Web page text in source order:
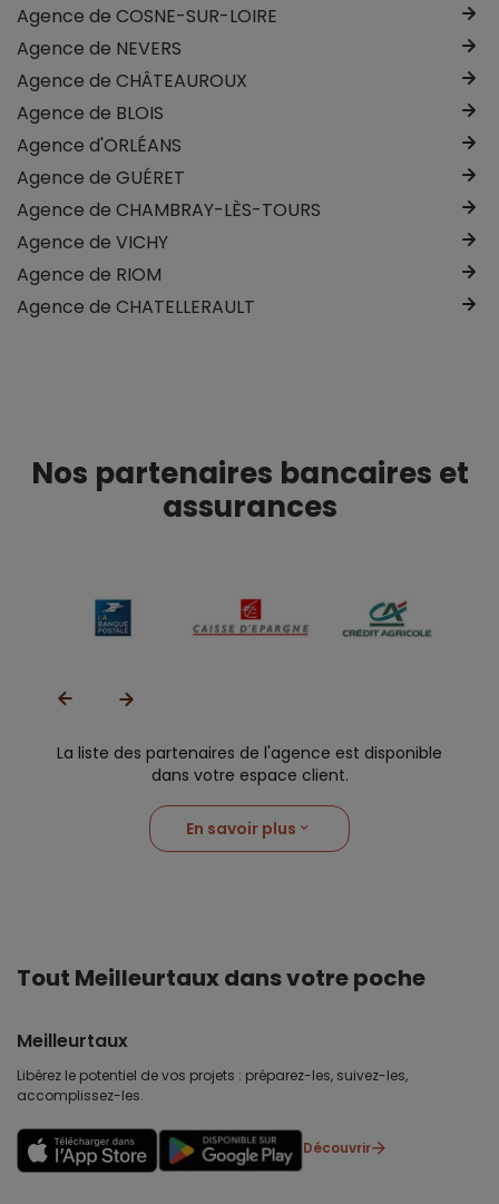
Agence de COSNE-SUR-LOIRE
Agence de NEVERS
Agence de CHÂTEAUROUX
Agence de BLOIS
Agence d'ORLÉANS
Agence de GUÉRET
Agence de CHAMBRAY-LÈS-TOURS
Agence de VICHY
Agence de RIOM
Agence de CHATELLERAULT
Nos partenaires bancaires et
assurances
La liste des partenaires de l'agence est disponible
dans votre espace client.
En savoir plus
Tout Meilleurtaux dans votre poche
Meilleurtaux
Libérez le potentiel de vos projets : préparez-les, suivez-les,
accomplissez-les.
Découvrir